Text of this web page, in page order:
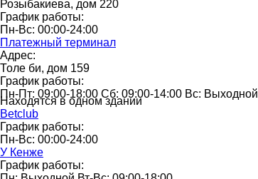
Розыбакиева, дом 220
График работы:
Пн-Вс: 00:00-24:00
Платежный терминал
Адрес:
Толе би, дом 159
График работы:
Пн-Пт: 09:00-18:00 Сб: 09:00-14:00 Вс: Выходной
Находятся в одном здании
Betclub
График работы:
Пн-Вс: 00:00-24:00
У Кенже
График работы: